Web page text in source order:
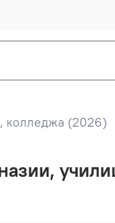
колледжа (2026)